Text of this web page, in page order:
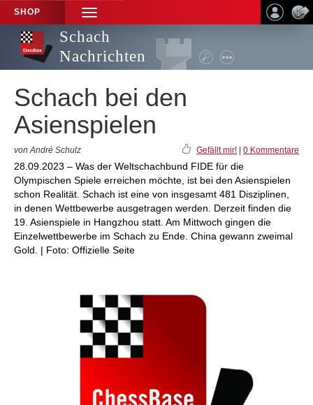
SHOP
TOGGLE
NAVIGATION
Schach
Nachrichten
Schach bei den
Asienspielen
von André Schulz Gefällt mir! 0 Kommentare
28.09.2023 – Was der Weltschachbund FIDE für die
Olympischen Spiele erreichen möchte, ist bei den Asienspielen
schon Realität. Schach ist eine von insgesamt 481 Disziplinen,
in denen Wettbewerbe ausgetragen werden. Derzeit finden die
19. Asienspiele in Hangzhou statt. Am Mittwoch gingen die
Einzelwettbewerbe im Schach zu Ende. China gewann zweimal
Gold. | Foto: Offizielle Seite